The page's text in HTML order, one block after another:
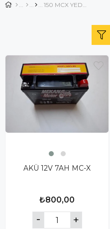
150 MCX YEDEK PARÇA
AKÜ 12V 7AH MC-X
₺800,00